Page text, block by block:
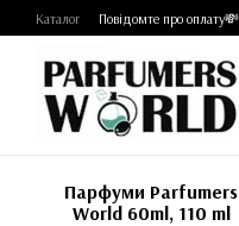
Перейти до основного контенту
Каталог Повідомте про оплату💸
Парфуми Parfumers
World 60ml, 110 ml